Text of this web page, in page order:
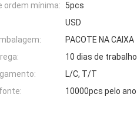
ordem mínima:
5pcs
USD
PACOTE NA CAIXA
10 dias de trabalho
L/C, T/T
10000pcs pelo ano